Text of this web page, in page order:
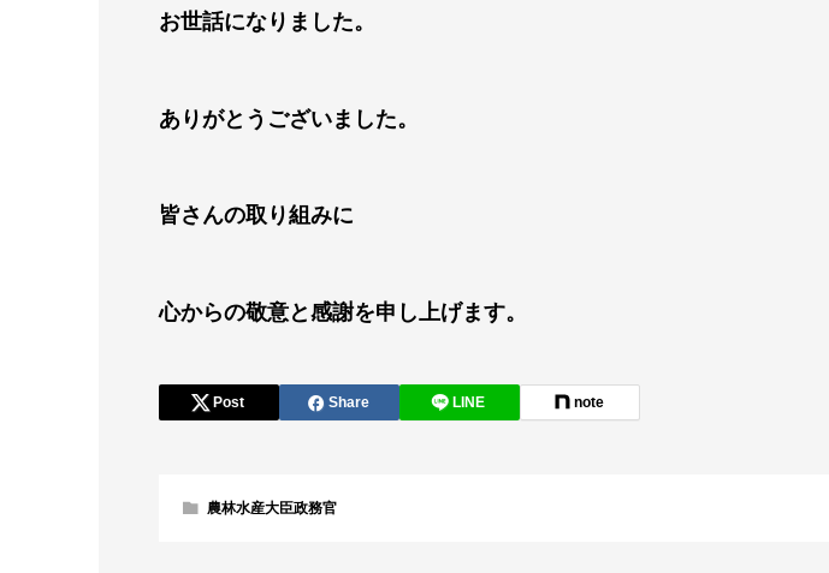
お世話になりました。
ありがとうございました。
皆さんの取り組みに
心からの敬意と感謝を申し上げます。
Post Share LINE note
農林水産大臣政務官